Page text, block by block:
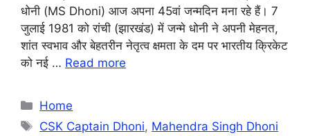
धोनी (MS Dhoni) आज अपना 45वां जन्मदिन मना रहे हैं। 7
जुलाई 1981 को रांची (झारखंड) में जन्मे धोनी ने अपनी मेहनत,
शांत स्वभाव और बेहतरीन नेतृत्व क्षमता के दम पर भारतीय क्रिकेट
को नई … Read more
Categories
Home
Tags
CSK Captain Dhoni, Mahendra Singh Dhoni